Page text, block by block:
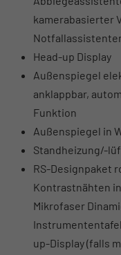
kamerabasierter
Head-up Display
Außenspiegel
anklappbar,
Funktion
Außenspiegel in
Standheizung/-
RS-Designpaket
Kontrastnähten
Mikrofaser
up-Display (falls